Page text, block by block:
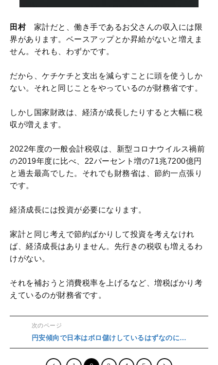
田村家計だと、働き手であるお父さんの収入には限
界があります。ベースアップとか昇給がないと増えま
せん。それも、わずかです。
だから、ケチケチと支出を減らすことに頭を使うしか
ない。それと同じことをやっているのが財務省です。
しかし国家財政は、経済が成長したりすると大幅に税
収が増えます。
2022年度の一般会計税収は、新型コロナウイルス禍前
の2019年度に比べ、22パーセント増の71兆7200億円
と過去最高でした。それでも財務省は、節約一点張り
です。
経済成長には投資が必要になります。
家計と同じ考えで節約ばかりして投資を考えなけれ
ば、経済成長はありません。先行きの税収も増えるわ
けがない。
それを補おうと消費税率を上げるなど、増税ばかり考
えているのが財務省です。
次のページ
円安傾向で日本はボロ儲けしているはずなのに…